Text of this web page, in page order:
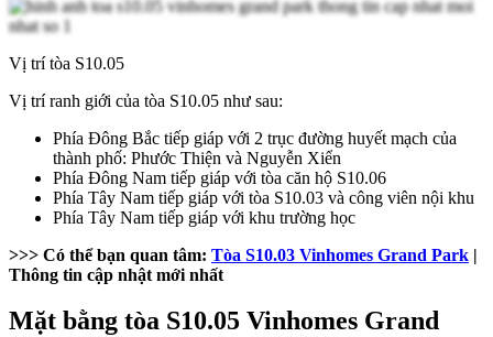
Vị trí tòa S10.05
Vị trí ranh giới của tòa S10.05 như sau:
Phía Đông Bắc tiếp giáp với 2 trục đường huyết mạch của
thành phố: Phước Thiện và Nguyễn Xiển
Phía Đông Nam tiếp giáp với tòa căn hộ S10.06
Phía Tây Nam tiếp giáp với tòa S10.03 và công viên nội khu
Phía Tây Nam tiếp giáp với khu trường học
>>> Có thể bạn quan tâm: Tòa S10.03 Vinhomes Grand Park |
Thông tin cập nhật mới nhất
Mặt bằng tòa S10.05 Vinhomes Grand